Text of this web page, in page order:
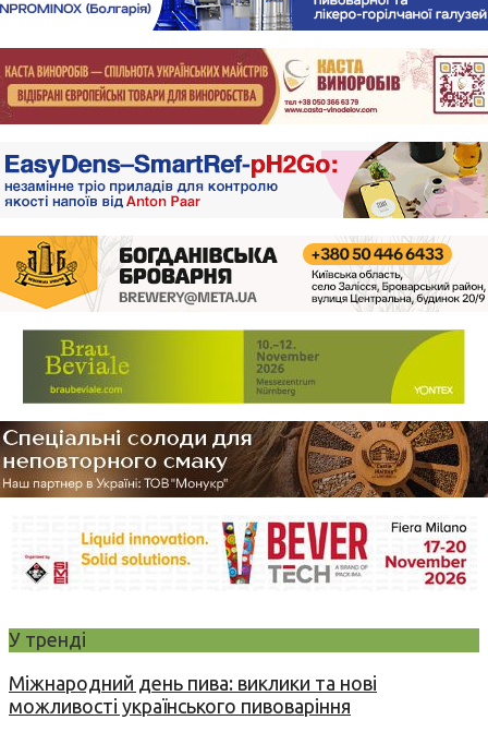
У тренді
Міжнародний день пива: виклики та нові
можливості українського пивоваріння